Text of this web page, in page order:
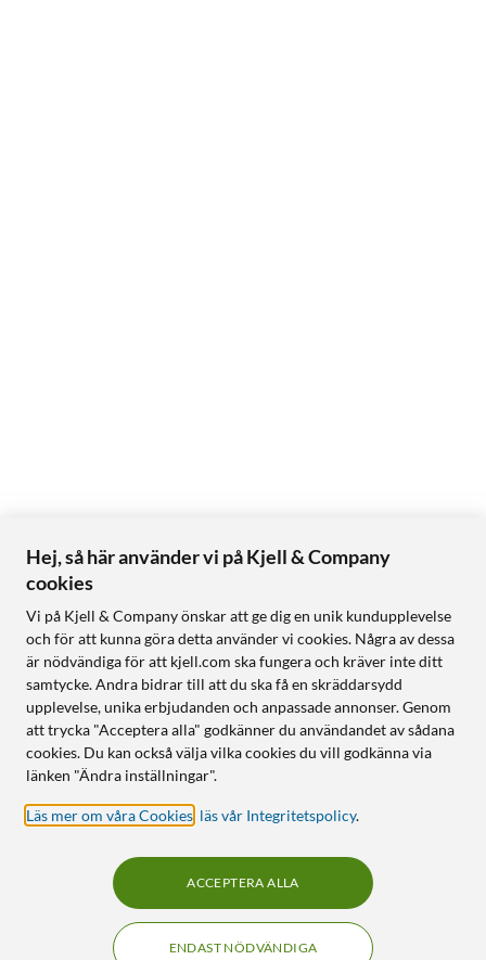
Hej, så här använder vi på Kjell & Company
cookies
Vi på Kjell & Company önskar att ge dig en unik kundupplevelse
och för att kunna göra detta använder vi cookies. Några av dessa
är nödvändiga för att kjell.com ska fungera och kräver inte ditt
samtycke. Andra bidrar till att du ska få en skräddarsydd
upplevelse, unika erbjudanden och anpassade annonser. Genom
att trycka "Acceptera alla" godkänner du användandet av sådana
cookies. Du kan också välja vilka cookies du vill godkänna via
länken "Ändra inställningar".
Läs mer om våra Cookies läs vår Integritetspolicy.
ENDAST NÖDVÄNDIGA
ACCEPTERA ALLA